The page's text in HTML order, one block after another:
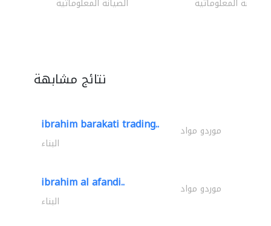
الصيانة المعلوماتية الصيانة المعلوماتية
نتائج مشابهة
ibrahim barakati trading.. موردو مواد
البناء
ibrahim al afandi.. موردو مواد
البناء